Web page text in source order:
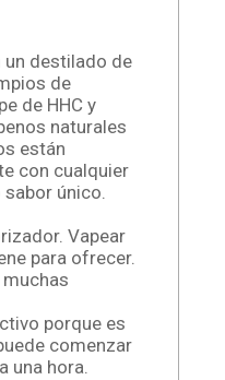
un destilado de
de
de HHC y
naturales
están
con cualquier
único.
Vapear
para ofrecer.
porque es
comenzar
una hora.